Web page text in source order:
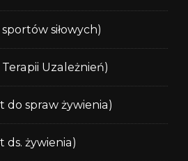
siłowych)
Uzależnień)
do spraw żywienia)
ds. żywienia)